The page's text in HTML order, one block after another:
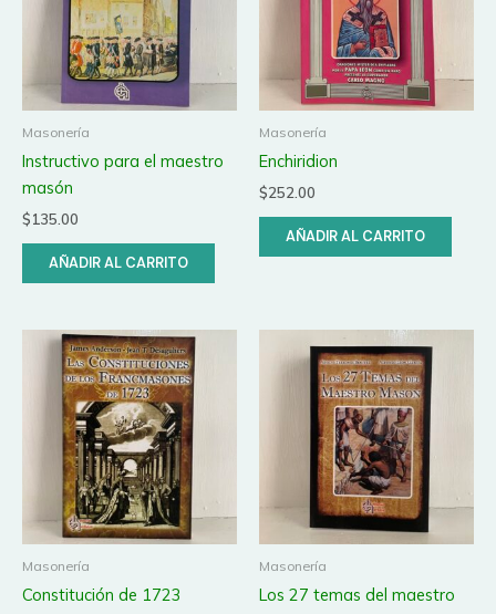
Masonería
Instructivo para el maestro
masón
$135.00
AÑADIR AL CARRITO
Masonería
Enchiridion
$252.00
AÑADIR AL CARRITO
Masonería
Constitución de 1723
Masonería
Los 27 temas del maestro